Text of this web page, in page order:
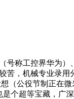
号称工控界华为
苦，机械专业录用
（公役节制正在
个超等宝藏，广